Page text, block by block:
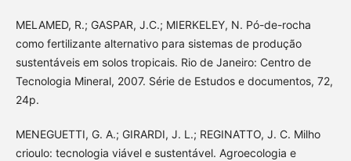
MELAMED, R.; GASPAR, J.C.; MIERKELEY, N. Pó-de-rocha
como fertilizante alternativo para sistemas de produção
sustentáveis em solos tropicais. Rio de Janeiro: Centro de
Tecnologia Mineral, 2007. Série de Estudos e documentos, 72,
24p.
MENEGUETTI, G. A.; GIRARDI, J. L.; REGINATTO, J. C. Milho
crioulo: tecnologia viável e sustentável. Agroecologia e